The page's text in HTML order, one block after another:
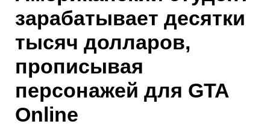
зарабатывает десятки
тысяч долларов,
прописывая
персонажей для GTA
Online